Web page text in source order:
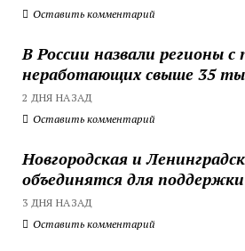
Оставить комментарий
В России назвали регионы с
неработающих свыше 35
2 ДНЯ НАЗАД
Оставить комментарий
Новгородская и
объединятся для
3 ДНЯ НАЗАД
Оставить комментарий